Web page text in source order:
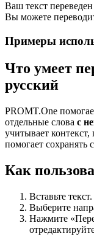
Ваш текст
Вы можете
Примеры
Что умеет
русский
PROMT.One
отдельные слова с
учитывает
помогает сохранять
Как
Вставьте текст.
Выберите
Нажмите